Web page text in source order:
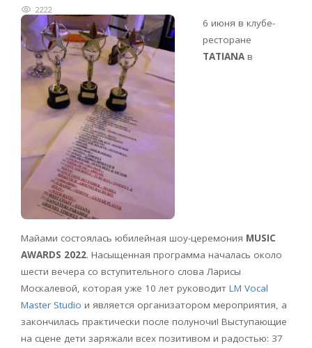
2222
6 июня в клубе-
ресторане
TATIANA в
Майами состоялась юбилейная шоу-церемония MUSIC
AWARDS 2022. Насыщенная программа началась около
шести вечера со вступительного слова Ларисы
Москалевой, которая уже 10 лет руководит LM Vocal
Master Studio и является организатором мероприятия, а
закончилась практически после полуночи! Выступающие
на сцене дети заряжали всех позитивом и радостью: 37